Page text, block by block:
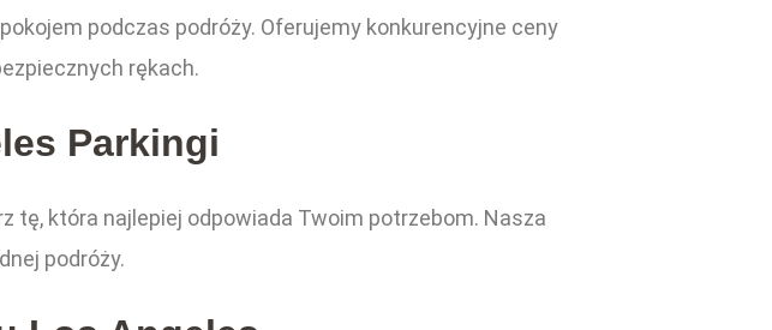
podczas podróży. Oferujemy konkurencyjne ceny
rękach.
Parkingi
tę, która najlepiej odpowiada Twoim potrzebom. Nasza
podróży.